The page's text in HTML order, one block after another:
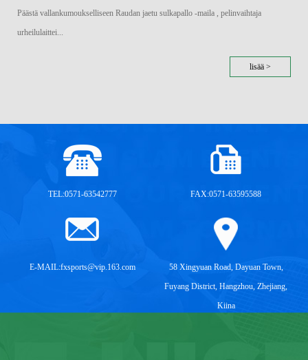
Päästä vallankumoukselliseen Raudan jaetu sulkapallo -maila , pelinvaihtaja
urheilulaittei...
lisää >
TEL:0571-63542777 FAX:0571-63595588
E-MAIL:fxsports@vip.163.com
58 Xingyuan Road, Dayuan Town,
Fuyang District, Hangzhou, Zhejiang,
Kiina